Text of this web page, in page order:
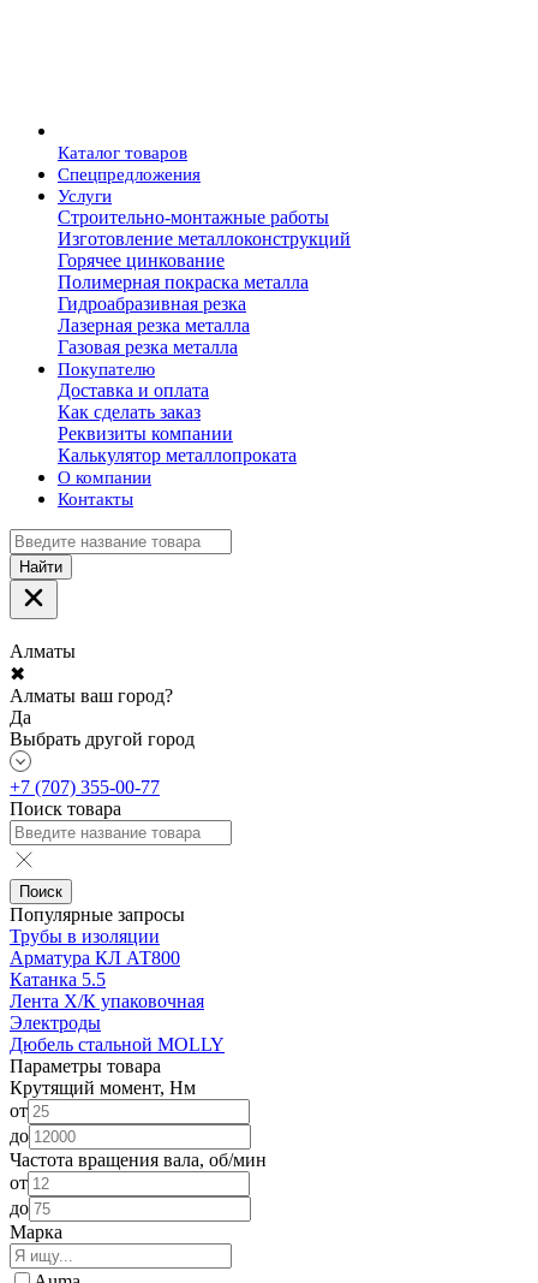
Каталог товаров
Спецпредложения
Услуги
Строительно-монтажные работы
Изготовление металлоконструкций
Горячее цинкование
Полимерная покраска металла
Гидроабразивная резка
Лазерная резка металла
Газовая резка металла
Покупателю
Доставка и оплата
Как сделать заказ
Реквизиты компании
Калькулятор металлопроката
О компании
Контакты
Найти
Алматы
✖
Алматы ваш город?
Да
Выбрать другой город
+7 (707) 355-00-77
Поиск товара
Поиск
Популярные запросы
Трубы в изоляции
Арматура КЛ АТ800
Катанка 5.5
Лента Х/К упаковочная
Электроды
Дюбель стальной MOLLY
Параметры товара
Крутящий момент, Нм
от
до
Частота вращения вала, об/мин
от
до
Марка